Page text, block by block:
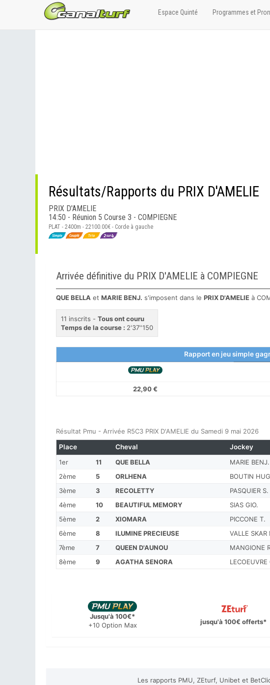
Résultats/Rapports du PRIX D'AMELIE
PRIX D'AMELIE
14:50 - Réunion 5 Course 3 - COMPIEGNE
PLAT - 2400m - 22100.00€ - Corde à gauche
Arrivée définitive du PRIX D'AMELIE à COMPIEGNE
QUE BELLA et MARIE BENJ. s'imposent dans le PRIX D'AMELIE à
11 inscrits - Tous ont couru
Temps de la course : 2'37''150
Rapport en jeu simple
22,90 €
Résultat Pmu - Arrivée R5C3 PRIX D'AMELIE du Samedi 9 mai 2026
1er 11 QUE BELLA MARIE BENJ.
2ème
5 ORLHENA BOUTIN
3ème
3 RECOLETTY PASQUIER S.
4ème
10 BEAUTIFUL MEMORY SIAS GIO.
5ème
2 XIOMARA PICCONE T.
6ème
8 ILUMINE PRECIEUSE VALLE SKAR
7ème
7 QUEEN D'AUNOU MANGIONE
8ème
9 AGATHA SENORA LECOEUVRE
Place Cheval Jockey
Jusqu'à 100€*
+10 Option Max
jusqu'à 100€ offerts*
Les rapports PMU, ZEturf, Unibet et
Espace Quinté Programmes et